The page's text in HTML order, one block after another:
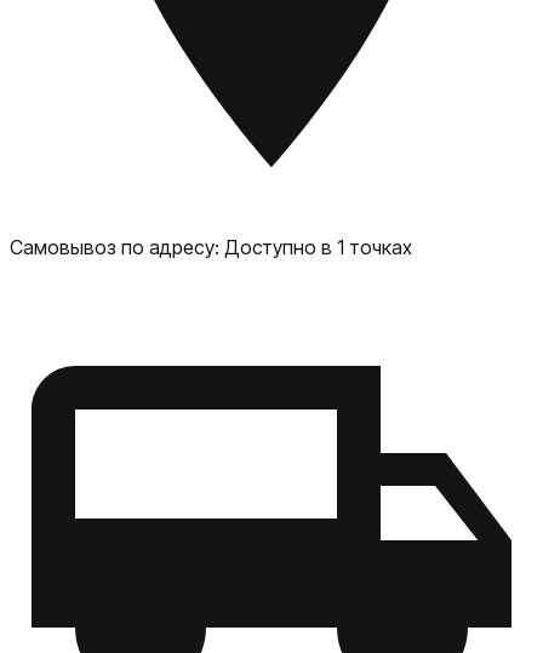
пыли по стандарту IP67 Функция распознавания лица и
сканер отпечатка пальца для надёжной защиты личных
данных. Samsung Galaxy A36 — отличный выбор для тех,
кто ищет надёжный и функциональный смартфон с
современным дизайном и широким набором
Самовывоз по адресу: Доступно в 1 точках